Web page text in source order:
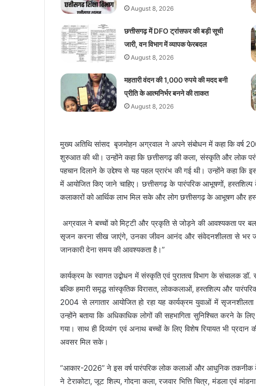
August 8, 2026
छत्तीसगढ़ में DFO ट्रांसफर की बड़ी सूची
जारी, वन विभाग में व्यापक फेरबदल
August 8, 2026
महतारी वंदन की 1,000 रुपये की मदद बनी
प्रीति के आत्मनिर्भर बनने की ताकत
August 8, 2026
मुख्य अतिथि सांसद बृजमोहन अग्रवाल ने अपने संबोधन में कहा कि वर्ष
शुरुआत की थी। उन्होंने कहा कि छत्तीसगढ़ की कला, संस्कृति और लोक
पहचान दिलाने के उद्देश्य से यह पहल प्रारंभ की गई थी। उन्होंने कहा
में आयोजित किए जाने चाहिए। छत्तीसगढ़ के पारंपरिक आभूषणों,
कलाकारों को आर्थिक लाभ मिल सके और लोग छत्तीसगढ़ के आभूषण और
अग्रवाल ने बच्चों को मिट्टी और प्रकृति से जोड़ने की आवश्यकता पर
सृजन करना सीख जाएंगे, उनका जीवन आनंद और संवेदनशीलता से भर
जानकारी देना समय की आवश्यकता है।”
कार्यक्रम के स्वागत उद्बोधन में संस्कृति एवं पुरातत्व विभाग के संचालक
बल्कि हमारी समृद्ध सांस्कृतिक विरासत, लोककलाओं, हस्तशिल्प और
2004 से लगातार आयोजित हो रहा यह कार्यक्रम युवाओं में
उन्होंने बताया कि अधिकाधिक लोगों की सहभागिता सुनिश्चित करने
गया। साथ ही दिव्यांग एवं अनाथ बच्चों के लिए विशेष रियायत भी
अवसर मिल सके।
“आकार-2026” ने इस वर्ष पारंपरिक लोक कलाओं और आधुनिक तकनीक के
ने टेराकोटा, जूट शिल्प, गोदना कला, रजवार भित्ति चित्र, मंडला एवं